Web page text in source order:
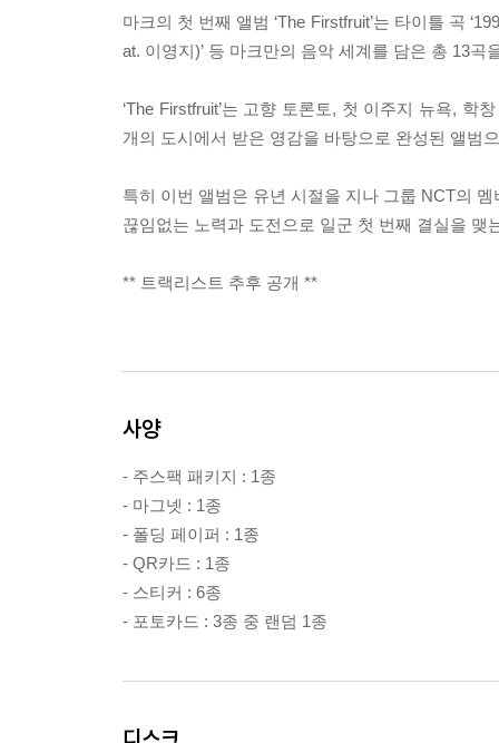
마크의 첫 번째 앨범 ‘The Firstfruit’는 타이틀 곡
at. 이영지)’ 등 마크만의 음악 세계를 담은 총 13곡
‘The Firstfruit’는 고향 토론토, 첫 이주지 뉴욕,
개의 도시에서 받은 영감을 바탕으로 완성된 앨범
특히 이번 앨범은 유년 시절을 지나 그룹 NCT의
끊임없는 노력과 도전으로 일군 첫 번째 결실을
** 트랙리스트 추후 공개 **
사양
- 주스팩 패키지 : 1종
- 마그넷 : 1종
- 폴딩 페이퍼 : 1종
- QR카드 : 1종
- 스티커 : 6종
- 포토카드 : 3종 중 랜덤 1종